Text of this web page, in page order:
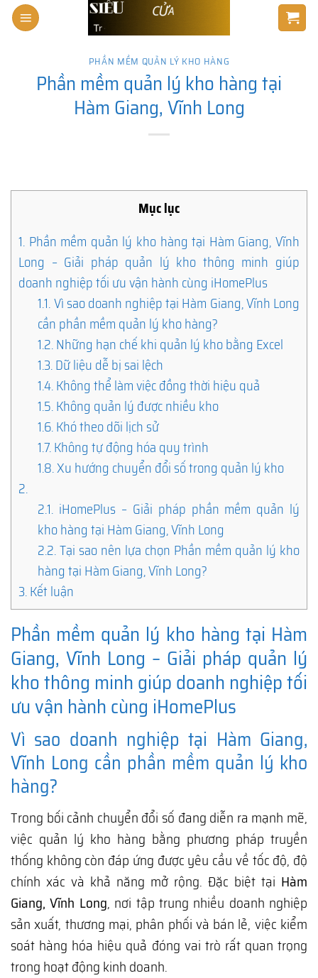
Skip
PHẦN MỀM QUẢN LÝ KHO HÀNG
Phần mềm quản lý kho hàng tại
Hàm Giang, Vĩnh Long
Mục lục
1. Phần mềm quản lý kho hàng tại Hàm Giang, Vĩnh
Long – Giải pháp quản lý kho thông minh giúp
doanh nghiệp tối ưu vận hành cùng iHomePlus
1.1.Vì sao doanh nghiệp tại Hàm Giang, Vĩnh Long
cần phần mềm quản lý kho hàng?
1.2.Những hạn chế khi quản lý kho bằng Excel
1.3.Dữ liệu dễ bị sai lệch
1.4.Không thể làm việc đồng thời hiệu quả
1.5.Không quản lý được nhiều kho
1.6.Khó theo dõi lịch sử
1.7.Không tự động hóa quy trình
1.8.Xu hướng chuyển đổi số trong quản lý kho
2.
2.1. iHomePlus – Giải pháp phần mềm quản lý
kho hàng tại Hàm Giang, Vĩnh Long
2.2.Tại sao nên lựa chọn Phần mềm quản lý kho
hàng tại Hàm Giang, Vĩnh Long?
3.Kết luận
Phần mềm quản lý kho hàng tại Hàm
Giang, Vĩnh Long – Giải pháp quản lý
kho thông minh giúp doanh nghiệp tối
ưu vận hành cùng iHomePlus
Vì sao doanh nghiệp tại Hàm Giang,
Vĩnh Long cần phần mềm quản lý kho
hàng?
Trong bối cảnh chuyển đổi số đang diễn ra mạnh mẽ,
việc quản lý kho hàng bằng phương pháp truyền
thống không còn đáp ứng được yêu cầu về tốc độ, độ
chính xác và khả năng mở rộng. Đặc biệt tại Hàm
Giang, Vĩnh Long, nơi tập trung nhiều doanh nghiệp
sản xuất, thương mại, phân phối và bán lẻ, việc kiểm
soát hàng hóa hiệu quả đóng vai trò rất quan trọng
trong hoạt động kinh doanh.